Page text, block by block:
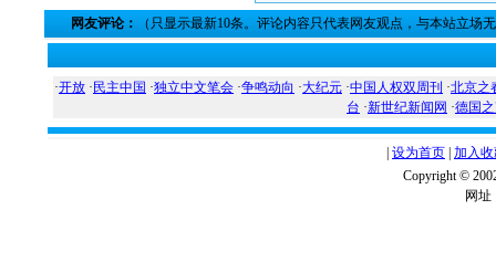
网友评论： （只显示最新10条。评论内容只代表网友观点，与本站立场
·开放 · 民主中国 ·独立中文笔会 ·争鸣动向 ·大纪元 ·中国人权双周刊 ·北京之
台 ·新世纪新闻网 ·德国
设为首页 加入
Copyright ©
网址